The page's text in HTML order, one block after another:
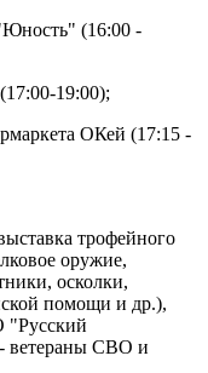
(16:00 -
19:00);
ОКей (17:15 -
трофейного
оружие,
осколки,
помощи и др.),
"Русский
ветераны СВО и